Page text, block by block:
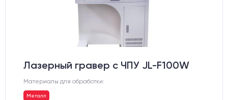
Лазерный гравер с ЧПУ JL-F100W
Материалы для обработки:
Металл